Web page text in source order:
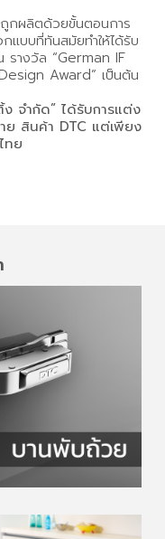
กผลิตด้วยขั้นตอนการ
บบที่ทันสมัยทำให้ได้รับ
รางวัล “German IF
Award” เป็นต้น
ง จำกัด” ได้รับการแต่ง
ย สินค้า DTC แต่เพียง
ทย